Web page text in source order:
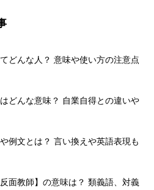
てどんな人？ 意味や使い方の注意点
はどんな意味？ 自業自得との違いや
例文とは？ 言い換えや英語表現も
面教師】の意味は？ 類義語、対義